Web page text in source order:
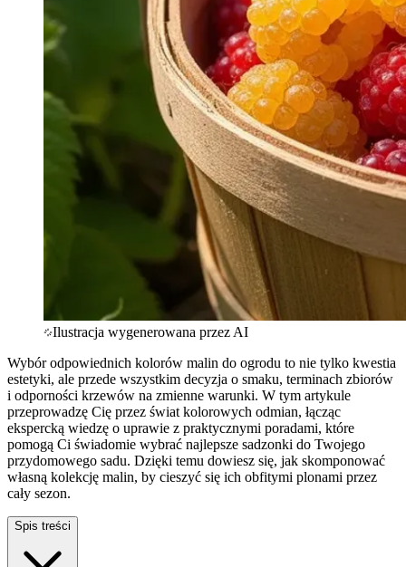
Ilustracja wygenerowana przez AI
Wybór odpowiednich kolorów malin do ogrodu to nie tylko kwestia
estetyki, ale przede wszystkim decyzja o smaku, terminach zbiorów
i odporności krzewów na zmienne warunki. W tym artykule
przeprowadzę Cię przez świat kolorowych odmian, łącząc
ekspercką wiedzę o uprawie z praktycznymi poradami, które
pomogą Ci świadomie wybrać najlepsze sadzonki do Twojego
przydomowego sadu. Dzięki temu dowiesz się, jak skomponować
własną kolekcję malin, by cieszyć się ich obfitymi plonami przez
cały sezon.
Spis treści